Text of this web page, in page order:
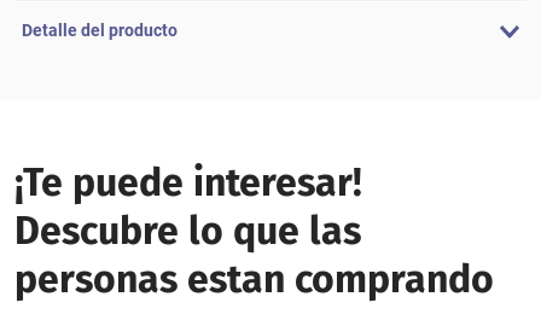
Detalle del producto
¡Te puede interesar!
Descubre lo que las
personas estan comprando